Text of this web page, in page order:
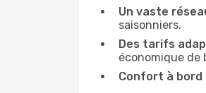
Un vaste
saisonniers.
Des tarifs
économique de
Confort à bord